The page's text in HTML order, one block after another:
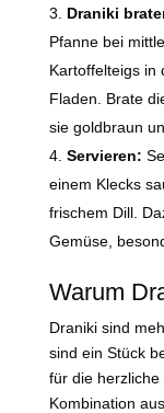
Draniki
Pfanne bei
Kartoffelteigs in
Fladen. Brate
sie goldbraun
Servieren:
einem Klecks
frischem Dill.
Gemüse,
Warum
Draniki sind
sind ein Stück
für die
Kombination